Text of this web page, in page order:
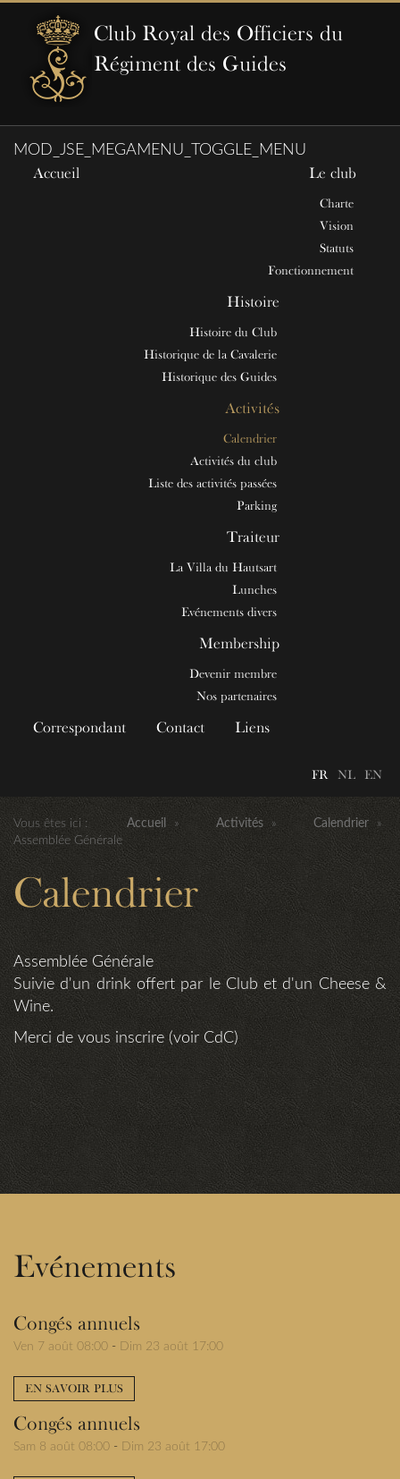
Club Royal des Officiers du
Régiment des Guides
MOD_JSE_MEGAMENU_TOGGLE_MENU
Accueil Le club
Charte
Vision
Statuts
Fonctionnement
Histoire
Histoire du Club
Historique de la Cavalerie
Historique des Guides
Activités
Calendrier
Activités du club
Liste des activités passées
Parking
Traiteur
La Villa du Hautsart
Lunches
Evénements divers
Membership
Devenir membre
Nos partenaires
Correspondant Contact Liens
FR NL EN
Vous êtes ici : Accueil » Activités » Calendrier
»
Assemblée Générale
Calendrier
Assemblée Générale
Suivie d'un drink offert par le Club et d'un Cheese &
Wine.
Merci de vous inscrire (voir CdC)
Evénements
Congés annuels
Ven 7 août 08:00 - Dim 23 août 17:00
EN SAVOIR PLUS
Congés annuels
Sam 8 août 08:00 - Dim 23 août 17:00